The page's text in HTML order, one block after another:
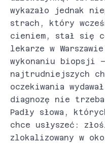
wykazało jednak
strach, który
cieniem, stał się
lekarze w
wykonaniu biopsji
najtrudniejszych
oczekiwania
diagnozę nie
Padły słowa,
chce usłyszeć:
zlokalizowany w